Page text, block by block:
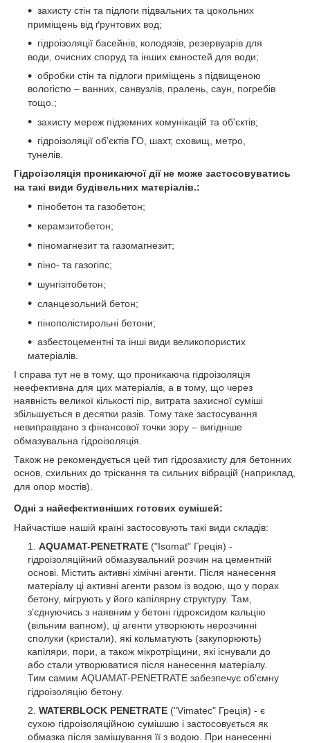
захисту стін та підлоги підвальних та цокольних
приміщень від ґрунтових вод;
гідроізоляції басейнів, колодязів, резервуарів для
води, очисних споруд та інших ємностей для води;
обробки стін та підлоги приміщень з підвищеною
вологістю – ванних, санвузлів, пралень, саун, погребів
тощо .;
захисту мереж підземних комунікацій та об'єктів;
гідроізоляції об'єктів ГО, шахт, сховищ, метро,
тунелів
Гідроізоляція проникаючої дії не може застосовуватись
на такі види будівельних матеріалів.:
пінобетон та газобетон;
керамзитобетон;
піномагнезит та газомагнезит;
піно- та газогіпс;
шунгізітобетон;
сланцезольний бетон;
пінополістирольні бетони;
азбестоцементні та інші види великопористих
матеріалів
І справа тут не в тому, що проникаюча гідроізоляція
неефективна для цих матеріалів, а в тому, що через
наявність великої кількості пір, витрата захисної суміші
збільшується в десятки разів. Тому таке застосування
невиправдано з фінансової точки зору – вигідніше
обмазувальна гідроізоляція.
Також не рекомендується цей тип гідрозахисту для бетонних
основ, схильних до тріскання та сильних вібрацій (наприклад,
для опор мостів).
Одні з найефективніших готових сумішей:
Найчастіше нашій країні застосовують такі види складів:
AQUAMAT-PENETRATE ("Isomat" Греція) -
гідроізоляційний обмазувальний розчин на цементній
основі. Містить активні хімічні агенти.
Після нанесення
матеріалу ці активні агенти разом із водою, що у порах
бетону, мігрують у його капілярну структуру. Там,
з'єднуючись з наявним у бетоні гідроксидом кальцію
(вільним вапном), ці агенти утворюють нерозчинні
сполуки (кристали), які кольматують (закупорюють)
капіляри, пори, а також мікротріщини, які існували до
або стали утворюватися після нанесення матеріалу.
Тим самим AQUAMAT-PENETRATE забезпечує об'ємну
гідроізоляцію бетону.
WATERBLOCK PENETRATE ("Vimatec" Греція) - є
сухою гідроізоляційною сумішшю і застосовується як
обмазка після замішування її з водою.
При нанесенні